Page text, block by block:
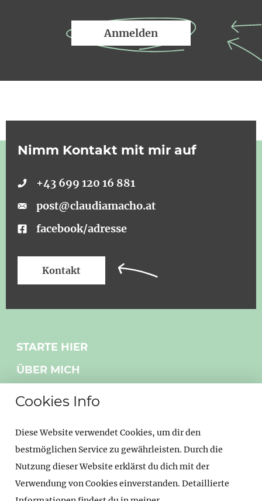
Anmelden
STARTE HIER
ÜBER MICH
MIT MIR ARBEITEN
BLOG
KONTAKT
HALLO KI
Nimm Kontakt mit mir auf
+43 699 120 16 881
post@claudiamacho.at
facebook/adresse
Kontakt
Cookies Info
Diese Website verwendet Cookies, um dir den
bestmöglichen Service zu gewährleisten. Durch die
Nutzung dieser Website erklärst du dich mit der
Verwendung von Cookies einverstanden. Detaillierte